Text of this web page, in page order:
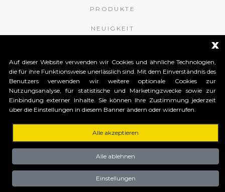
PRODUKTE
NEUIGKEIT
APROMIX RFID S.r.l.
Contrà S. Giorgio, 148
36061 Bassano del Grappa (Vicenza) Italy
Tel. +39 0424 502466
Tel. +39 0424 1903462
Capitale Sociale € 150.000
interamente versato Registro Imprese
CF e P.IVA (IT) 03883140240
x
Auf dieser Website verwenden wir Cookies und ähnliche Technologien,
die für ihre Funktionsweise unerlässlich sind. Mit dem Einverständnis des
Benutzers verwenden wir weitere optionale Cookies zur
Nutzungsanalyse, für statistische und Marketingzwecke sowie zur
Einbindung externer Inhalte. Sie können Ihre Zustimmung jederzeit
über die Einstellungen in diesem Banner ändern oder widerrufen.
Alle akzeptieren
Alle ablehnen
Einstellungen